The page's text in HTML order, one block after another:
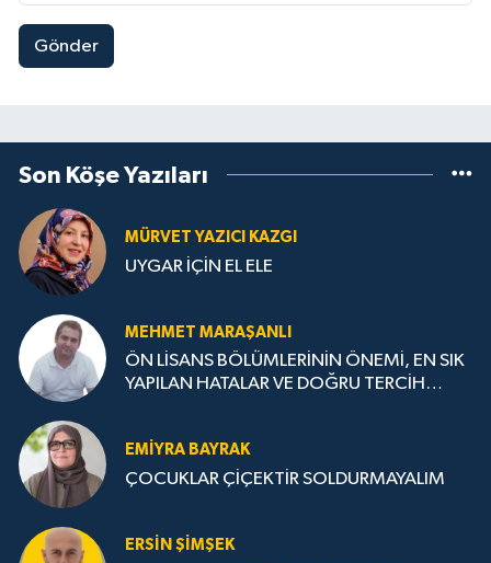
Gönder
Son Köşe Yazıları
MÜRVET YAZICI KAZGI
UYGAR İÇİN EL ELE
MEHMET MARAŞANLI
ÖN LİSANS BÖLÜMLERİNİN ÖNEMİ, EN SIK
YAPILAN HATALAR VE DOĞRU TERCİH
EMIYRA BAYRAK
ÇOCUKLAR ÇİÇEKTİR SOLDURMAYALIM
ERSIN ŞIMŞEK